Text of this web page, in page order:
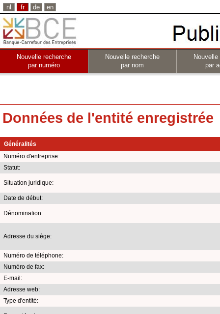
nl fr de en
Nouvelle recherche
par numéro
Nouvelle recherche
par nom
par
Données de l'entité enregistrée
Généralités
Numéro d'entreprise:
Statut:
Situation juridique:
Date de début:
Dénomination:
Adresse du siège:
Numéro de téléphone:
Numéro de fax:
E-mail:
Adresse web:
Type d'entité: